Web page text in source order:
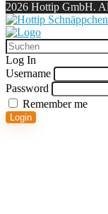
2026 Hottip GmbH.
Log In
Username
Password
Remember me
Login